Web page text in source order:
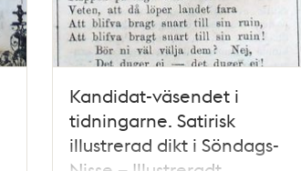
Kandidat-väsendet i
tidningarne. Satirisk
illustrerad dikt i Söndags-